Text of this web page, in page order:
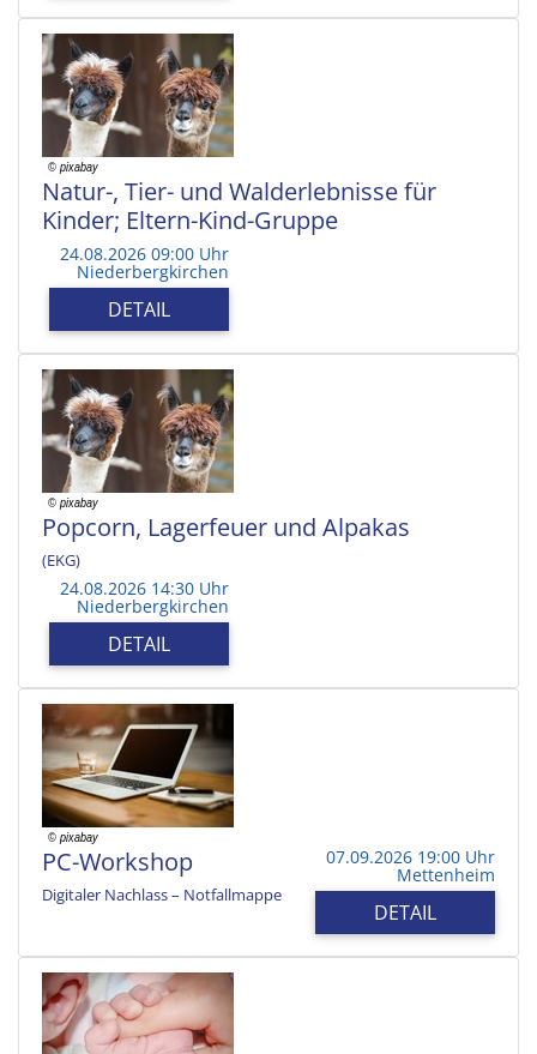
Natur-, Tier- und Walderlebnisse für
Kinder; Eltern-Kind-Gruppe
24.08.2026 09:00 Uhr
Niederbergkirchen
DETAIL
Popcorn, Lagerfeuer und Alpakas
(EKG)
24.08.2026 14:30 Uhr
Niederbergkirchen
DETAIL
PC-Workshop
Digitaler Nachlass – Notfallmappe
07.09.2026 19:00 Uhr
Mettenheim
DETAIL